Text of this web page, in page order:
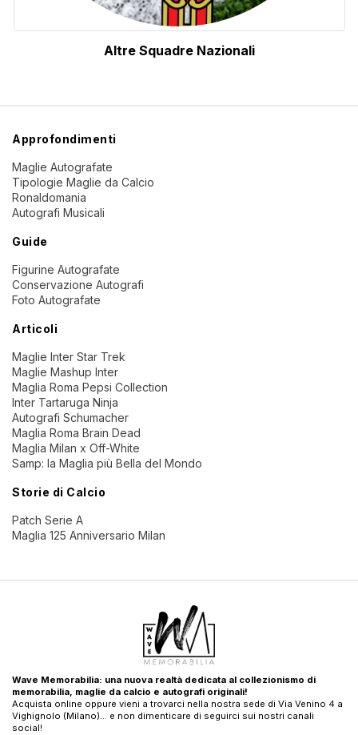
Altre Squadre Nazionali
Approfondimenti
Maglie Autografate
Tipologie Maglie da Calcio
Ronaldomania
Autografi Musicali
Guide
Figurine Autografate
Conservazione Autografi
Foto Autografate
Articoli
Maglie Inter Star Trek
Maglie Mashup Inter
Maglia Roma Pepsi Collection
Inter Tartaruga Ninja
Autografi Schumacher
Maglia Roma Brain Dead
Maglia Milan x Off-White
Samp: la Maglia più Bella del Mondo
Storie di Calcio
Patch Serie A
Maglia 125 Anniversario Milan
Wave Memorabilia: una nuova realtà dedicata al collezionismo di
memorabilia, maglie da calcio e autografi originali!
Acquista online oppure vieni a trovarci nella nostra sede di Via Venino 4 a
Vighignolo (Milano)… e non dimenticare di seguirci sui nostri canali
social!